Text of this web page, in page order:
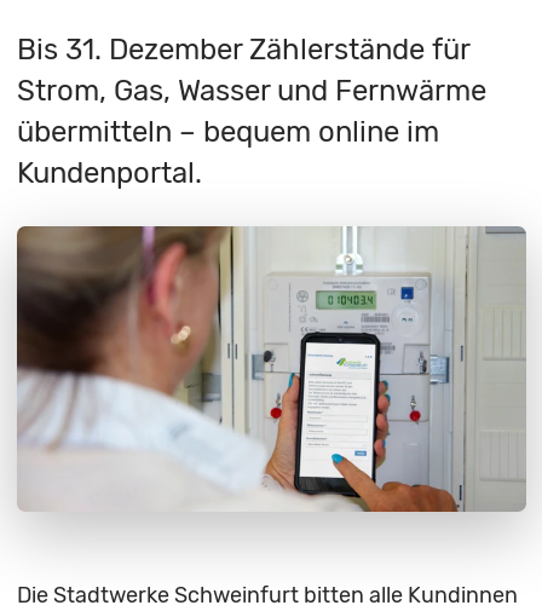
Bis 31. Dezember Zählerstände für
Strom, Gas, Wasser und Fernwärme
übermitteln – bequem online im
Kundenportal.
Die Stadtwerke Schweinfurt bitten alle Kundinnen